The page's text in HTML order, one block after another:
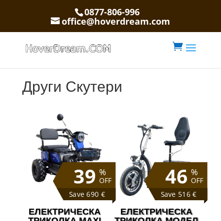
0877-806-996
office@hoverdream.com

Други Скутери
%
OFF
39
Save 690 €
ЕЛЕКТРИЧЕСКА
%
OFF
46
Save 516 €
ЕЛЕКТРИЧЕСКА